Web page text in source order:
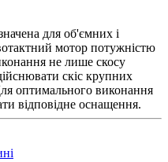
для об'ємних і
мотор потужністю
не лише скосу
скіс крупних
оптимального виконання
відповідне оснащення.